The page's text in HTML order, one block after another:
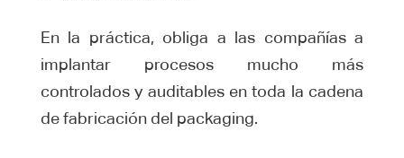
En la práctica, obliga a las compañías a
implantar procesos mucho más
controlados y auditables en toda la cadena
de fabricación del packaging.